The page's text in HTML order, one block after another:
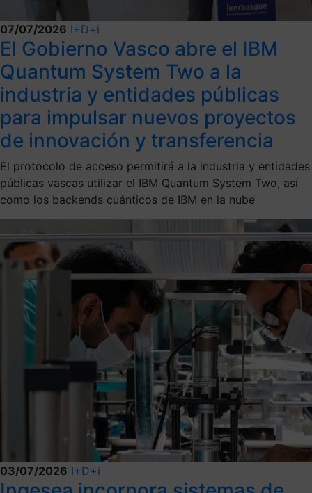
07/07/2026 I+D+i
El Gobierno Vasco abre el IBM
Quantum System Two a la
industria y entidades públicas
para impulsar nuevos proyectos
de innovación y transferencia
El protocolo de acceso permitirá a la industria y entidades
públicas vascas utilizar el IBM Quantum System Two, así
como los backends cuánticos de IBM en la nube
03/07/2026 I+D+i